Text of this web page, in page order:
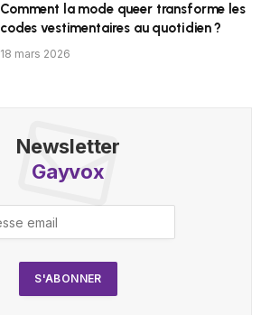
Comment la mode queer transforme les
codes vestimentaires au quotidien ?
18 mars 2026
Newsletter
Gayvox